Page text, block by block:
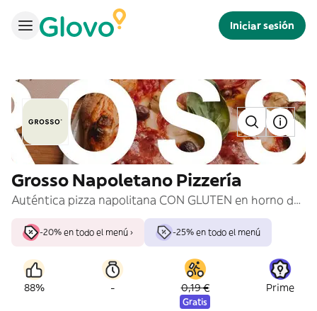
Iniciar sesión
Grosso Napoletano Pizzería
Auténtica pizza napolitana CON GLUTEN en horno de leña. **ATTENZIONE! No sé realizarán modificaciones ni adaptaciones de los productos de la carta**
-20% en todo el menú › -25% en todo el menú
88% - 0,19 €
Gratis
Prime